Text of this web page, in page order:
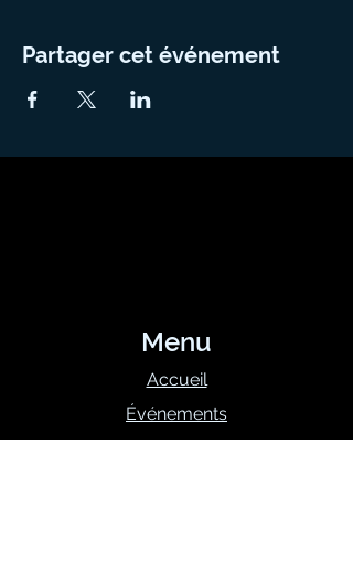
Partager cet événement
Menu
Accueil
Événements